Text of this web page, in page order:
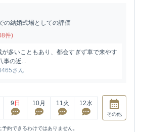
の結婚式場としての評価
件)
多いこともあり、都会すぎず車で来やす
事の近...
さん
9 日 10月 11 火 12水
その他
約できるわけではありません。